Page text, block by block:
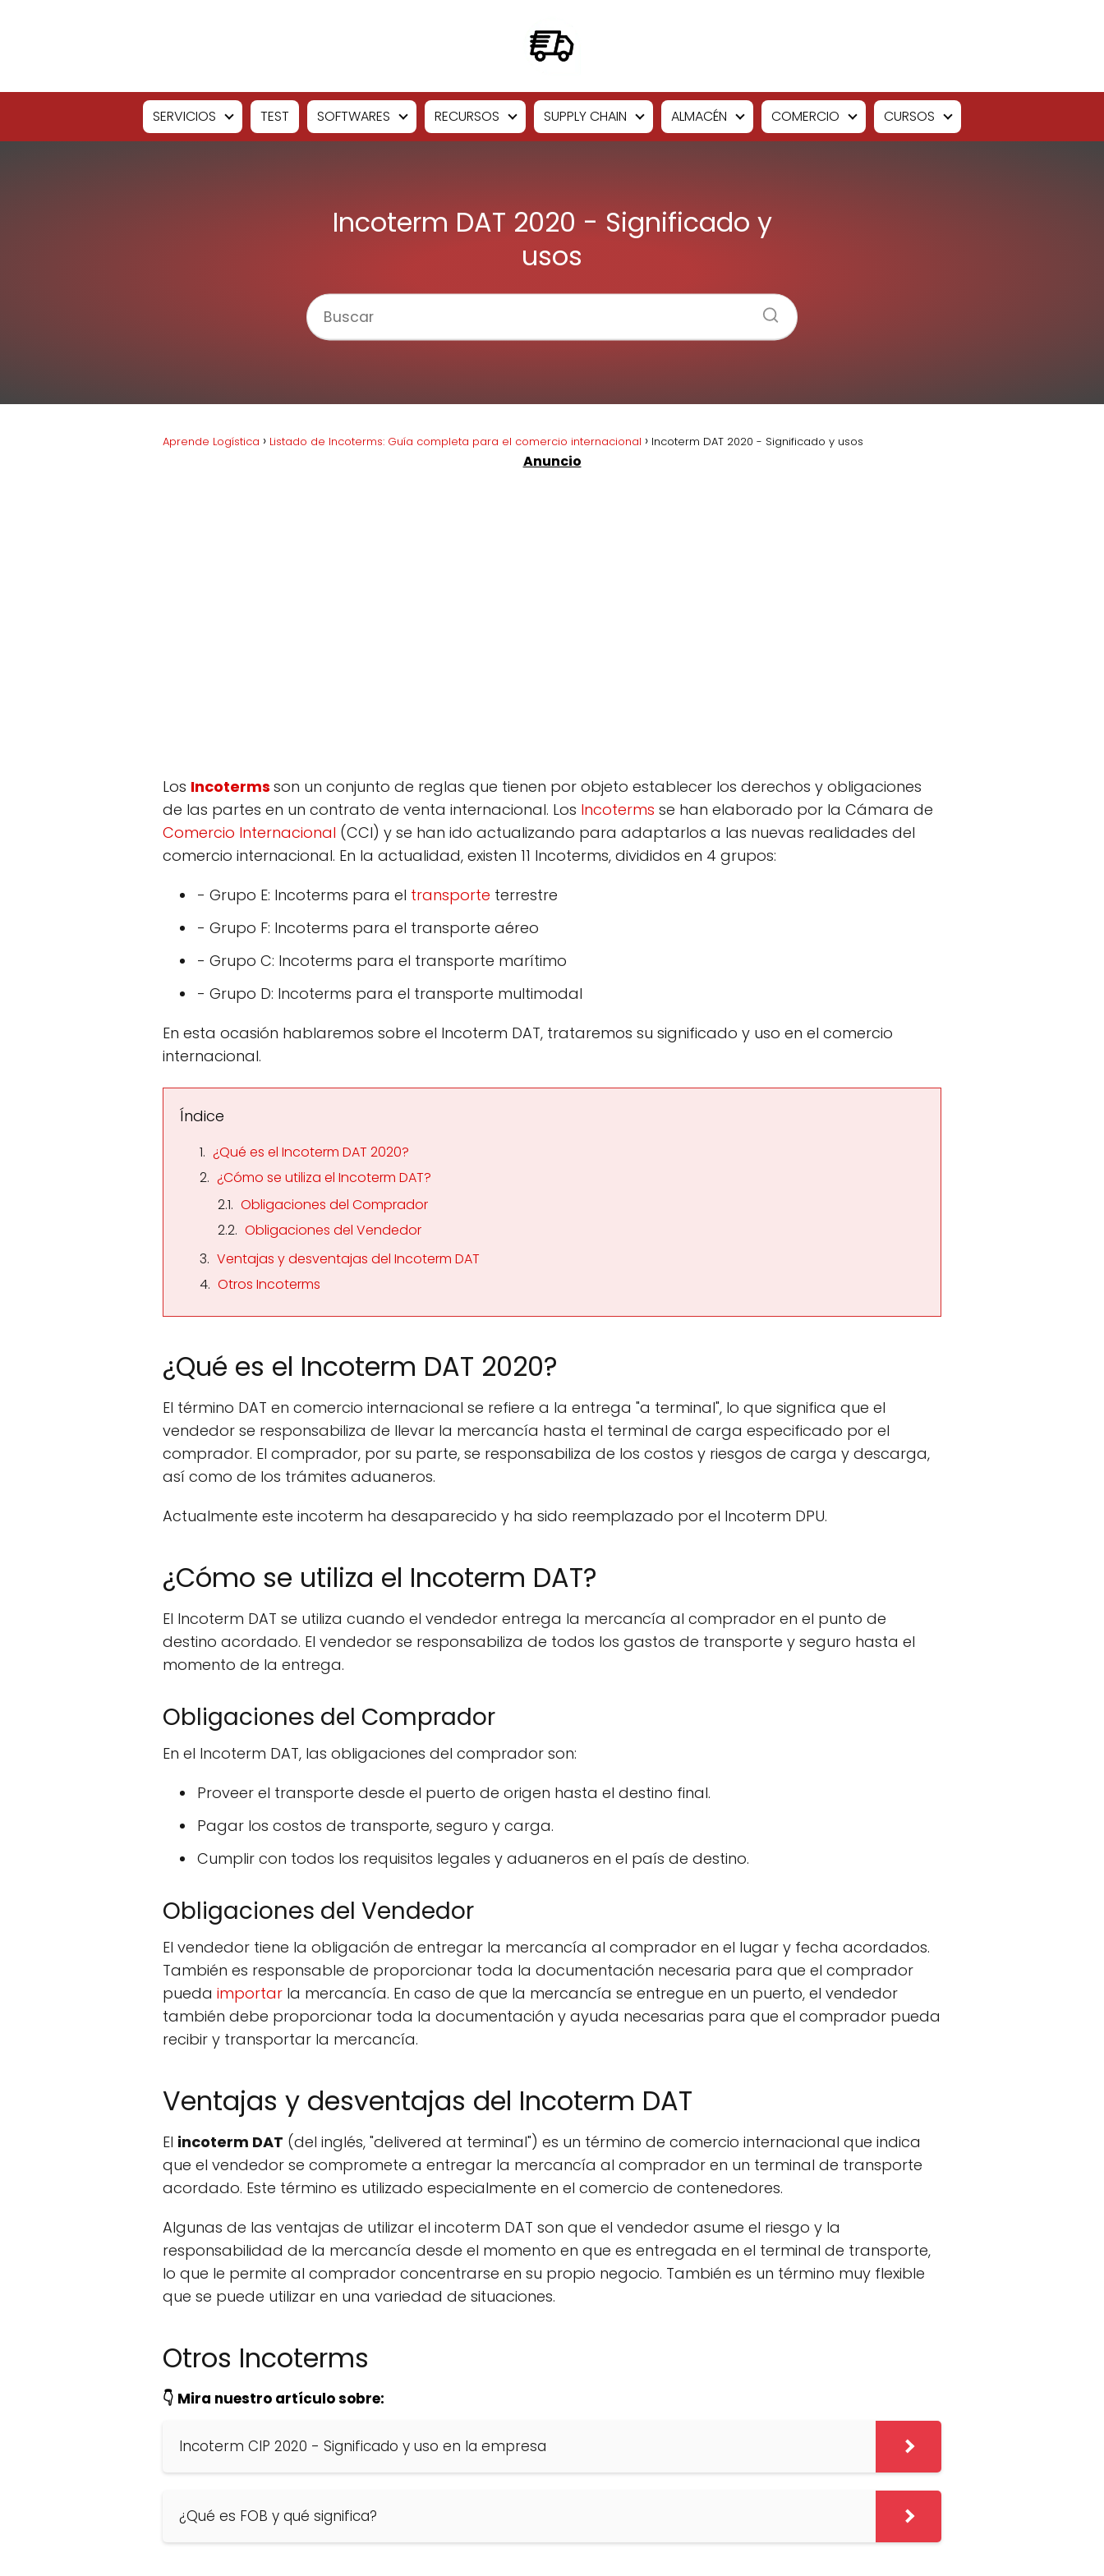
SERVICIOS TEST SOFTWARES RECURSOS SUPPLY CHAIN ALMACÉN COMERCIO CURSOS
Incoterm DAT 2020 - Significado y
usos
Aprende Logística Listado de Incoterms: Guía completa para el comercio internacional Incoterm DAT 2020 - Significado y usos
Los Incoterms son un conjunto de reglas que tienen por objeto establecer los derechos y obligaciones
de las partes en un contrato de venta internacional. Los Incoterms se han elaborado por la Cámara de
Comercio Internacional (CCI) y se han ido actualizando para adaptarlos a las nuevas realidades del
comercio internacional. En la actualidad, existen 11 Incoterms, divididos en 4 grupos:
- Grupo E: Incoterms para el transporte terrestre
- Grupo F: Incoterms para el transporte aéreo
- Grupo C: Incoterms para el transporte marítimo
- Grupo D: Incoterms para el transporte multimodal
En esta ocasión hablaremos sobre el Incoterm DAT, trataremos su significado y uso en el comercio
internacional.
Índice
¿Qué es el Incoterm DAT 2020?
¿Cómo se utiliza el Incoterm DAT?
Obligaciones del Comprador
Obligaciones del Vendedor
Ventajas y desventajas del Incoterm DAT
Otros Incoterms
¿Qué es el Incoterm DAT 2020?
El término DAT en comercio internacional se refiere a la entrega "a terminal", lo que significa que el
vendedor se responsabiliza de llevar la mercancía hasta el terminal de carga especificado por el
comprador. El comprador, por su parte, se responsabiliza de los costos y riesgos de carga y descarga,
así como de los trámites aduaneros.
Actualmente este incoterm ha desaparecido y ha sido reemplazado por el Incoterm DPU.
¿Cómo se utiliza el Incoterm DAT?
El Incoterm DAT se utiliza cuando el vendedor entrega la mercancía al comprador en el punto de
destino acordado. El vendedor se responsabiliza de todos los gastos de transporte y seguro hasta el
momento de la entrega.
Obligaciones del Comprador
En el Incoterm DAT, las obligaciones del comprador son:
Proveer el transporte desde el puerto de origen hasta el destino final.
Pagar los costos de transporte, seguro y carga.
Cumplir con todos los requisitos legales y aduaneros en el país de destino.
Obligaciones del Vendedor
El vendedor tiene la obligación de entregar la mercancía al comprador en el lugar y fecha acordados.
También es responsable de proporcionar toda la documentación necesaria para que el comprador
pueda importar la mercancía. En caso de que la mercancía se entregue en un puerto, el vendedor
también debe proporcionar toda la documentación y ayuda necesarias para que el comprador pueda
recibir y transportar la mercancía.
Ventajas y desventajas del Incoterm DAT
El incoterm DAT (del inglés, "delivered at terminal") es un término de comercio internacional que indica
que el vendedor se compromete a entregar la mercancía al comprador en un terminal de transporte
acordado. Este término es utilizado especialmente en el comercio de contenedores.
Algunas de las ventajas de utilizar el incoterm DAT son que el vendedor asume el riesgo y la
responsabilidad de la mercancía desde el momento en que es entregada en el terminal de transporte,
lo que le permite al comprador concentrarse en su propio negocio. También es un término muy flexible
que se puede utilizar en una variedad de situaciones.
Otros Incoterms
👇 Mira nuestro artículo sobre:
Incoterm CIP 2020 - Significado y uso en la empresa
¿Qué es FOB y qué significa?